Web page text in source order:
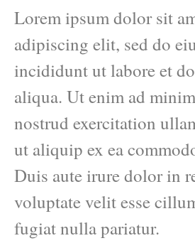
Lorem ipsum dolor sit
adipiscing elit, sed do
incididunt ut labore et
aliqua. Ut enim ad
nostrud exercitation
ut aliquip ex ea
Duis aute irure dolor in
voluptate velit esse
fugiat nulla pariatur.